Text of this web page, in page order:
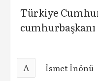
Türkiye
A İsmet İnönü